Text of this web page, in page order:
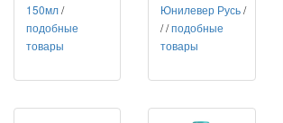
150мл/
подобные
товары
Юнилевер Русь/
//подобные
товары